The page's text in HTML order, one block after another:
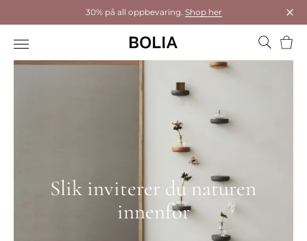
30% på all oppbevaring. Shop her
Slik inviterer du naturen
innenfor